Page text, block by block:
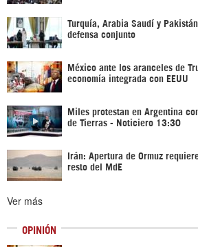
Turquía, Arabia Saudí y
defensa conjunto
México ante los aranceles de
economía integrada con EEUU
Miles protestan en Argentina
de Tierras - Noticiero 13:30
Irán: Apertura de Ormuz
resto del MdE
Ver más
OPINIÓN